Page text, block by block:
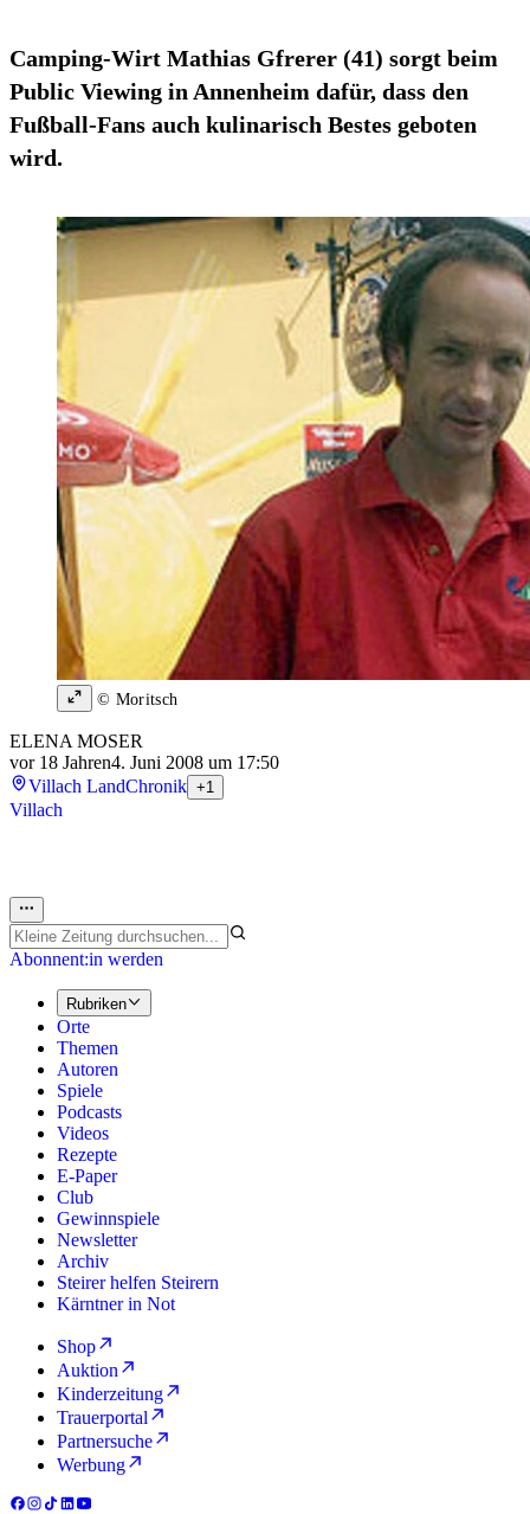
Camping-Wirt Mathias Gfrerer (41) sorgt beim
Public Viewing in Annenheim dafür, dass den
Fußball-Fans auch kulinarisch Bestes geboten
wird.
© Moritsch
ELENA MOSER
vor 18 Jahren4. Juni 2008 um 17:50
Villach LandChronik +1
Villach
Abonnent:in werden
Rubriken
Orte
Themen
Autoren
Spiele
Podcasts
Videos
Rezepte
E-Paper
Club
Gewinnspiele
Newsletter
Archiv
Steirer helfen Steirern
Kärntner in Not
Shop
Auktion
Kinderzeitung
Trauerportal
Partnersuche
Werbung